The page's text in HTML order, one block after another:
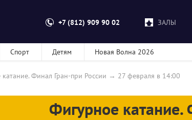
+7 (812) 909 90 02 ЗАЛЫ
Спорт Детям Новая Волна 2026
Финал Гран-при России → 27 февраля в 14:00
Фигурное катание.